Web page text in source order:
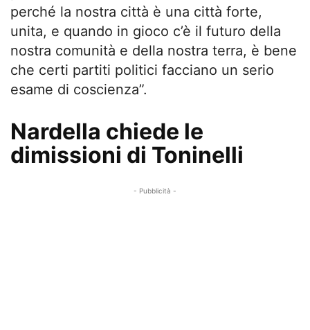
perché la nostra città è una città forte,
unita, e quando in gioco c’è il futuro della
nostra comunità e della nostra terra, è bene
che certi partiti politici facciano un serio
esame di coscienza”.
Nardella chiede le
dimissioni di Toninelli
- Pubblicità -